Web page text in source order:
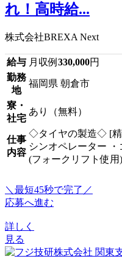
れ！高時給...
株式会社BREXA Next
給与 月収例 330,000円
勤務
地
福岡県 朝倉市
寮・
社宅
あり（無料）
仕事
内容
◇タイヤの製造◇ [精
シンオペレーター
(フォークリフト使
＼最短45秒で完了／
応募へ進む
詳しく
見る